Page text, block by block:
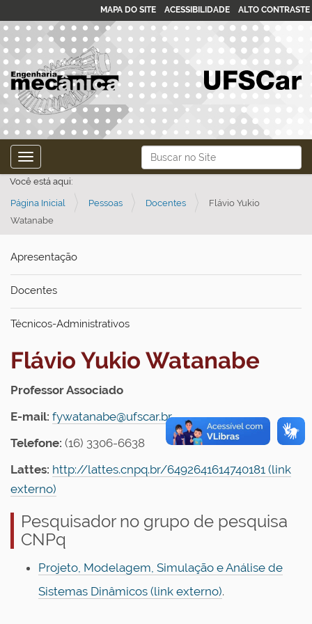
Busca
Busca Avançada…
MAPA DO SITE ACESSIBILIDADE ALTO CONTRASTE
Toggle navigation
Você está aqui:
Página Inicial Pessoas Docentes
Flávio Yukio
Watanabe
Apresentação
Docentes
Técnicos-Administrativos
Flávio Yukio Watanabe
Professor Associado
E-mail: fywatanabe@ufscar.br
Telefone: (16) 3306-6638
Lattes: http://lattes.cnpq.br/6492641614740181 (link
externo)
Pesquisador no grupo de pesquisa
CNPq
Projeto, Modelagem, Simulação e Análise de
Sistemas Dinâmicos (link externo).